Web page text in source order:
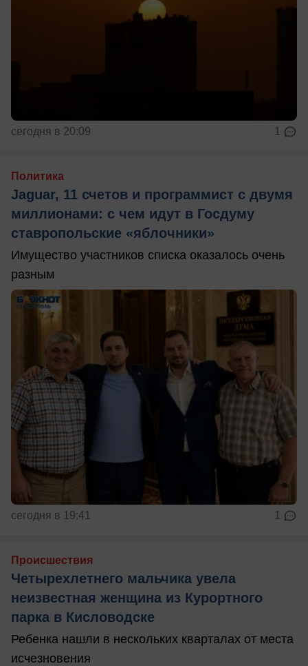
сегодня в 20:09 1
Политика
Jaguar, 11 счетов и программист с двумя
миллионами: с чем идут в Госдуму
ставропольские «яблочники»
Имущество участников списка оказалось очень
разным
сегодня в 19:41 1
Происшествия
Четырехлетнего мальчика увела
неизвестная женщина из Курортного
парка в Кисловодске
Ребенка нашли в нескольких кварталах от места
исчезновения